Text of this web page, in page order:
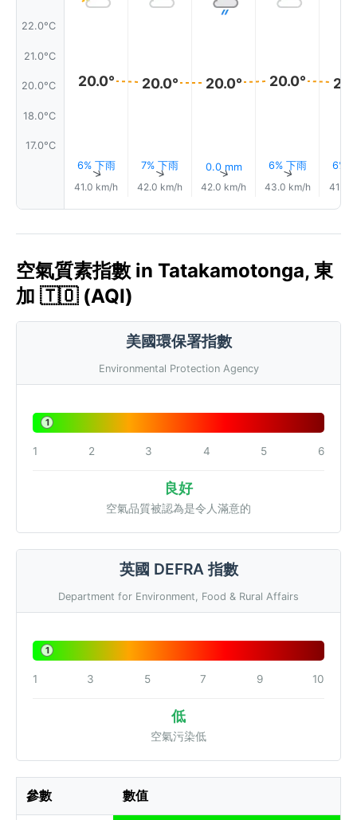
22.0°C
21.0°C
20.0°C
18.0°C
17.0°C
20.0°
6% 下雨
↑
41.0 km/h
20.0°
7% 下雨
↑
42.0 km/h
20.0°
0.0 mm
↑
42.0 km/h
20.0°
6% 下雨
↑
43.0 km/h
6%
41.0
空氣質素指數 in Tatakamotonga, 東
加 🇹🇴 (AQI)
美國環保署指數
Environmental Protection Agency
1
1 2 3 4 5 6
良好
空氣品質被認為是令人滿意的
英國 DEFRA 指數
Department for Environment, Food & Rural Affairs
1
1 3 5 7 9 10
低
空氣污染低
參數 數值